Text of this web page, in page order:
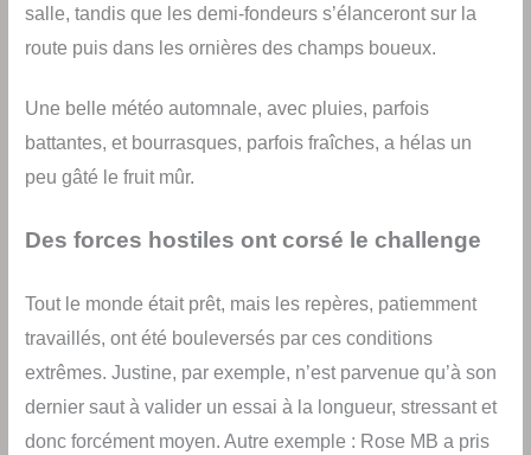
salle, tandis que les demi-fondeurs s’élanceront sur la
route puis dans les ornières des champs boueux.
Une belle météo automnale, avec pluies, parfois
battantes, et bourrasques, parfois fraîches, a hélas un
peu gâté le fruit mûr.
Des forces hostiles ont corsé le challenge
Tout le monde était prêt, mais les repères, patiemment
travaillés, ont été bouleversés par ces conditions
extrêmes. Justine, par exemple, n’est parvenue qu’à son
dernier saut à valider un essai à la longueur, stressant et
donc forcément moyen. Autre exemple : Rose MB a pris